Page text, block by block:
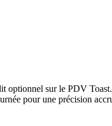
optionnel sur le PDV
pour une précision